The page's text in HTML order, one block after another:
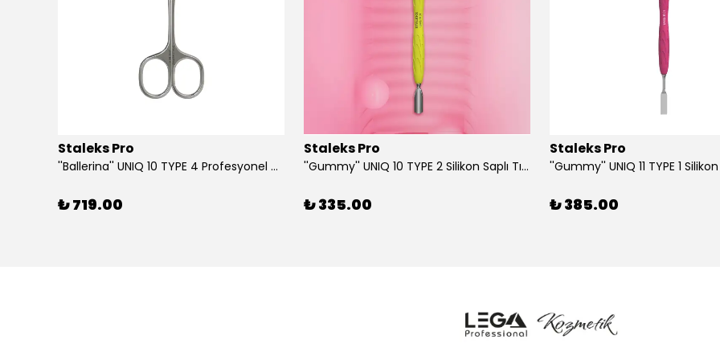
Staleks Pro
''Ballerina'' UNIQ 10 TYPE 4 Profesyonel Tırnak Eti Makası
₺ 719.00
Staleks Pro
''Gummy'' UNIQ 10 TYPE 2 Silikon Saplı Tırnak Eti İtici (Dar Yuvarlak + Yamuk İtici)
₺ 335.00
Staleks Pro
₺ 385.00